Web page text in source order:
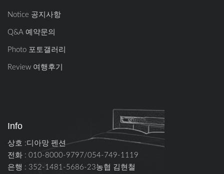
Notice 공지사항
Q&A 예약문의
Photo 포토갤러리
Review 여행후기
Info
상호 :디아망 펜션
전화 : 010-8000-9797/054-749-1119
은행 : 352-1481-5686-23농협 김현철